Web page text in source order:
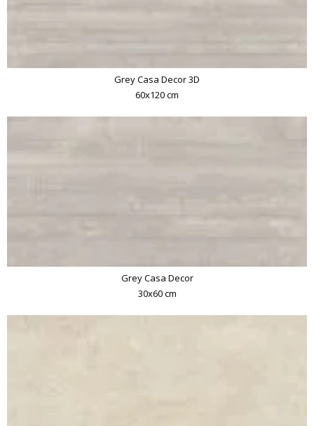
Grey Casa Decor 3D
60x120 cm
Grey Casa Decor
30x60 cm